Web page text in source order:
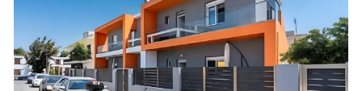
keuken met een eethoek en slaapkamers met eigen badkame...